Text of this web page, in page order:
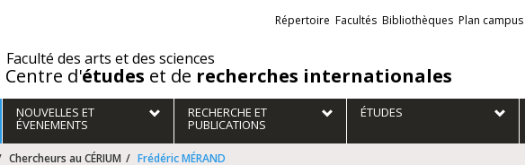
Faculté des arts et des sciences
Centre d'études et de recherches internationales
Liens
externes
Répertoire Facultés Bibliothèques Plan campus
NOUVELLES ET
ÉVENEMENTS
RECHERCHE ET
PUBLICATIONS
ÉTUDES
Chercheurs au CÉRIUM Frédéric MÉRAND